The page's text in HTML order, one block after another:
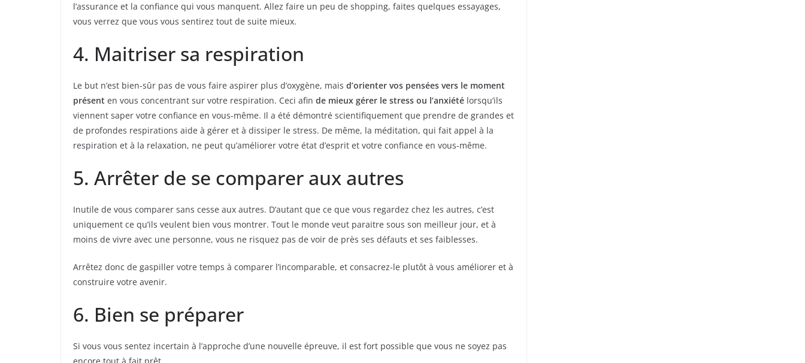
l’assurance et la confiance qui vous manquent. Allez faire un peu de shopping, faites quelques essayages,
vous verrez que vous vous sentirez tout de suite mieux.
4. Maitriser sa respiration
Le but n’est bien-sûr pas de vous faire aspirer plus d’oxygène, mais d’orienter vos pensées vers le moment
présent en vous concentrant sur votre respiration. Ceci afin de mieux gérer le stress ou l’anxiété lorsqu’ils
viennent saper votre confiance en vous-même. Il a été démontré scientifiquement que prendre de grandes et
de profondes respirations aide à gérer et à dissiper le stress. De même, la méditation, qui fait appel à la
respiration et à la relaxation, ne peut qu’améliorer votre état d’esprit et votre confiance en vous-même.
5. Arrêter de se comparer aux autres
Inutile de vous comparer sans cesse aux autres. D’autant que ce que vous regardez chez les autres, c’est
uniquement ce qu’ils veulent bien vous montrer. Tout le monde veut paraitre sous son meilleur jour, et à
moins de vivre avec une personne, vous ne risquez pas de voir de près ses défauts et ses faiblesses.
Arrêtez donc de gaspiller votre temps à comparer l’incomparable, et consacrez-le plutôt à vous améliorer et à
construire votre avenir.
6. Bien se préparer
Si vous vous sentez incertain à l’approche d’une nouvelle épreuve, il est fort possible que vous ne soyez pas